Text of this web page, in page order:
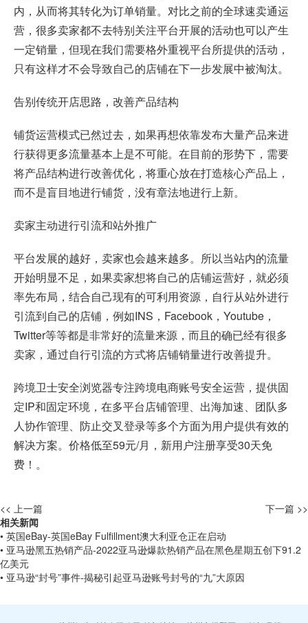
内，从而将其转化为订单销量。对比之前的全球速卖通运
营，很多卖家都不去特别关注平台开展的活动也可以产生
一定销量，但现在我们需要格外重视平台所提供的活动，
只有这样才不会导致自己的店铺在下一步发展中被淘汰。
告别传统开店思路，改善产品结构
铺货运营模式已然过去，如果再想依靠发布大量产品来进
行获得更多流量基本上是不可能。在目前的形势下，需要
将产品结构进行改善优化，将重心放在打造核心产品上，
而不是盲目地进行铺货，没有章法地进行上新。
卖家主动进行引流和站外推广
平台发展的越好，卖家也会越来越多。所以当站内的流量
开始明显不足，如果卖家想将自己的店铺运营好，就必须
率先布局，结合自己现有的可利用资源，自行从站外进行
引流到自己的店铺，例如INS，Facebook，Youtube，
Twitter等等都是非常好的流量来源，而且的确已经有很多
卖家，通过自行引流的方式将店铺销量进行改善提升。
跨境卫士安全浏览器专注跨境电商账号安全运营，提供固
定IP和固定环境，在多平台店铺管理、出海加速、团队多
人协作管理、防止交叉登录等多个方面为用户提供有效的
解决方案。价格低至59元/月，新用户注册享受30天免
费！。
<< 上一篇
下一篇 >>
相关新闻
• 英国eBay-英国eBay Fulfillment澳大利亚仓正在启动
• 亚马逊黑五热销产品-2022亚马逊爆款热销产品在黑色星期五创下91.2
亿美元
• 亚马逊“封号”事件-揭秘引起亚马逊账号封号的“九”大原因